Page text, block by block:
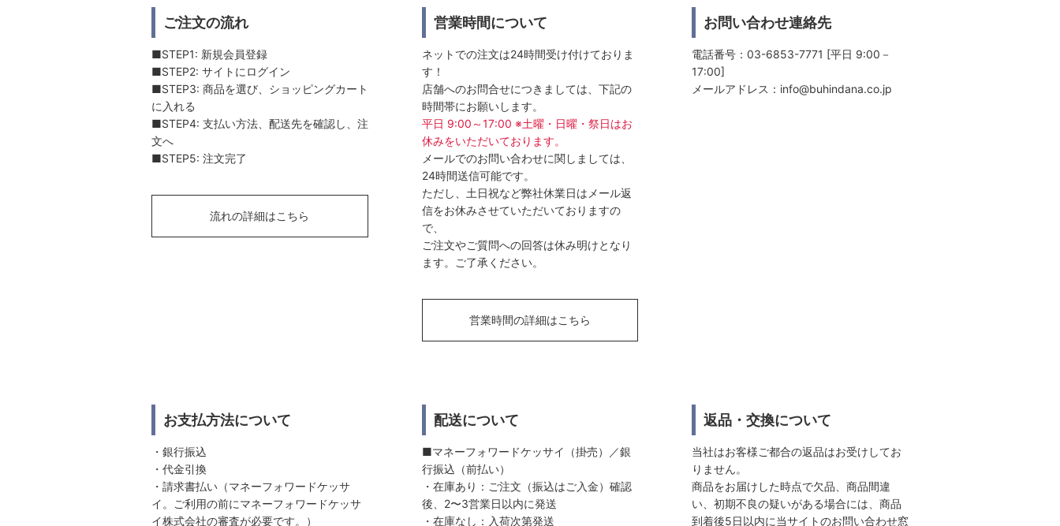
ご注文の流れ
■STEP1: 新規会員登録
■STEP2: サイトにログイン
■STEP3: 商品を選び、ショッピングカート
に入れる
■STEP4: 支払い方法、配送先を確認し、注
文へ
■STEP5: 注文完了
流れの詳細はこちら
営業時間について
ネットでの注文は24時間受け付けておりま
す！
店舗へのお問合せにつきましては、下記の
時間帯にお願いします。
平日 9:00～17:00 ※土曜・日曜・祭日はお
休みをいただいております。
メールでのお問い合わせに関しましては、
24時間送信可能です。
ただし、土日祝など弊社休業日はメール返
信をお休みさせていただいておりますの
で、
ご注文やご質問への回答は休み明けとなり
ます。ご了承ください。
営業時間の詳細はこちら
お問い合わせ連絡先
電話番号：03-6853-7771 [平日 9:00－
17:00]
メールアドレス： info@buhindana.co.jp
お支払方法について
・銀行振込
・代金引換
・請求書払い（マネーフォワードケッサ
イ。ご利用の前にマネーフォワードケッサ
イ株式会社の審査が必要です。）
配送について
■マネーフォワードケッサイ（掛売）／銀
行振込（前払い）
・在庫あり：ご注文（振込はご入金）確認
後、2〜3営業日以内に発送
・在庫なし：入荷次第発送
返品・交換について
当社はお客様ご都合の返品はお受けしてお
りません。
商品をお届けした時点で欠品、商品間違
い、初期不良の疑いがある場合には、商品
到着後5日以内に当サイトのお問い合わせ窓